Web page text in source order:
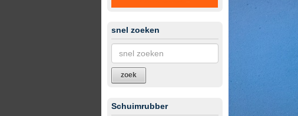
snel zoeken
zoek
Schuimrubber